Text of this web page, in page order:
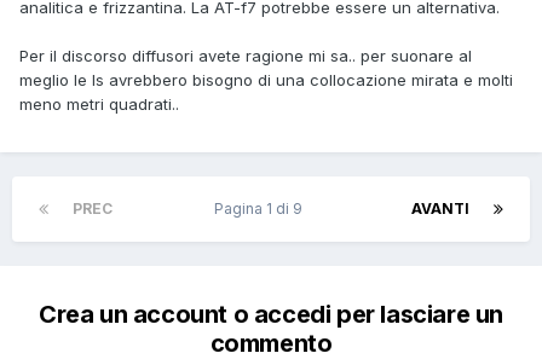
analitica e frizzantina. La AT-f7 potrebbe essere un alternativa.
Per il discorso diffusori avete ragione mi sa.. per suonare al
meglio le ls avrebbero bisogno di una collocazione mirata e molti
meno metri quadrati..
PREC AVANTI
Pagina 1 di 9
Crea un account o accedi per lasciare un
commento